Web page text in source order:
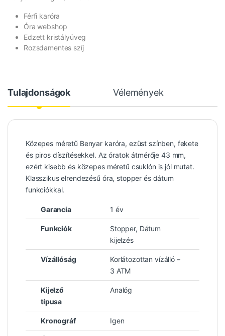
Férfi karóra
Óra webshop
Edzett kristályüveg
Rozsdamentes szíj
Tulajdonságok Vélemények
Közepes méretű Benyar karóra, ezüst színben, fekete
és piros díszítésekkel. Az óratok átmérője 43 mm,
ezért kisebb és közepes méretű csuklón is jól mutat.
Klasszikus elrendezésű óra, stopper és dátum
funkciókkal.
Garancia 1 év
Funkciók
Stopper, Dátum
kijelzés
Vízállóság
Korlátozottan vízálló –
3 ATM
Kijelző
típusa
Analóg
Kronográf Igen